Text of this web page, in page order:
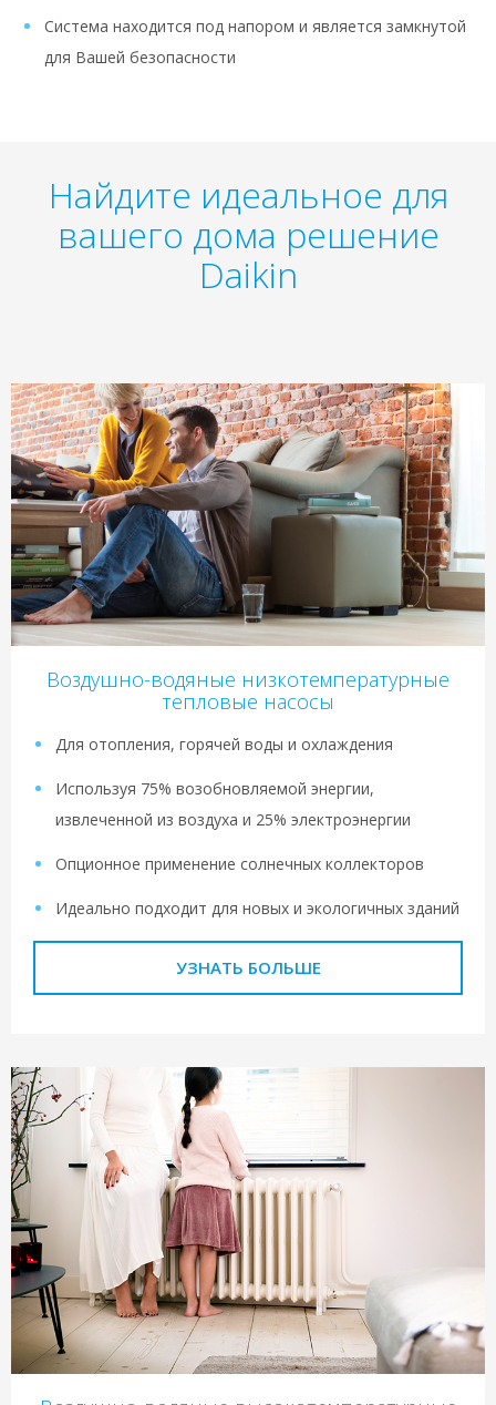
Система находится под напором и является замкнутой
для Вашей безопасности
Найдите идеальное для
вашего дома решение
Daikin
Воздушно-водяные низкотемпературные
тепловые насосы
Для отопления, горячей воды и охлаждения
Используя 75% возобновляемой энергии,
извлеченной из воздуха и 25% электроэнергии
Опционное применение солнечных коллекторов
Идеально подходит для новых и экологичных зданий
УЗНАТЬ БОЛЬШЕ